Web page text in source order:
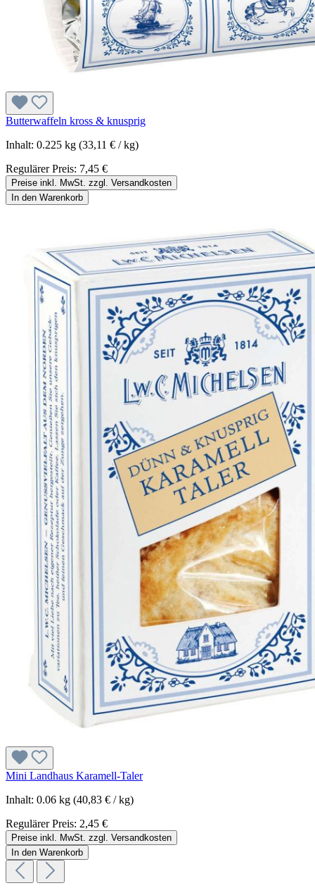
Butterwaffeln kross & knusprig
Inhalt: 0.225 kg (33,11 € / kg)
Regulärer Preis: 7,45 €
Preise inkl. MwSt. zzgl. Versandkosten
In den Warenkorb
Mini Landhaus Karamell-Taler
Inhalt: 0.06 kg (40,83 € / kg)
Regulärer Preis: 2,45 €
Preise inkl. MwSt. zzgl. Versandkosten
In den Warenkorb